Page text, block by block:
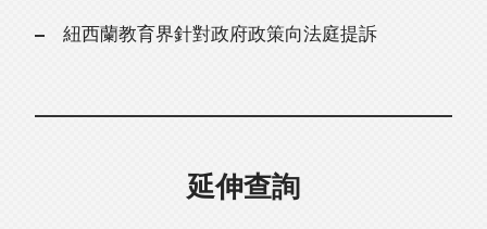
紐西蘭教育界針對政府政策向法庭提訴
延伸查詢